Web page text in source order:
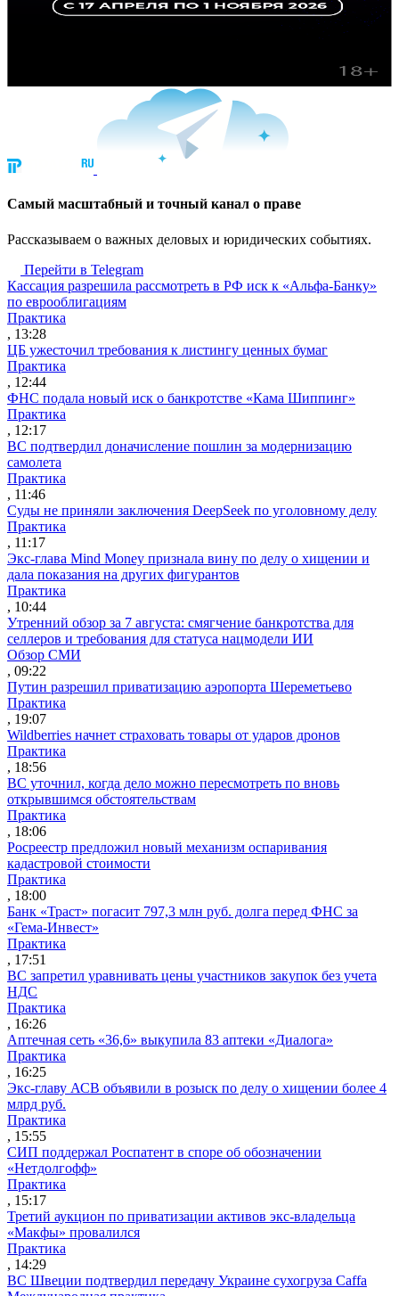
Cамый масштабный и точный канал о праве
Рассказываем о важных деловых и юридических событиях.
Перейти в Telegram
Кассация разрешила рассмотреть в РФ иск к «Альфа-Банку»
по еврооблигациям
Практика
, 13:28
ЦБ ужесточил требования к листингу ценных бумаг
Практика
, 12:44
ФНС подала новый иск о банкротстве «Кама Шиппинг»
Практика
, 12:17
ВС подтвердил доначисление пошлин за модернизацию
самолета
Практика
, 11:46
Суды не приняли заключения DeepSeek по уголовному делу
Практика
, 11:17
Экс-глава Mind Money признала вину по делу о хищении и
дала показания на других фигурантов
Практика
, 10:44
Утренний обзор за 7 августа: смягчение банкротства для
селлеров и требования для статуса нацмодели ИИ
Обзор СМИ
, 09:22
Путин разрешил приватизацию аэропорта Шереметьево
Практика
, 19:07
Wildberries начнет страховать товары от ударов дронов
Практика
, 18:56
ВС уточнил, когда дело можно пересмотреть по вновь
открывшимся обстоятельствам
Практика
, 18:06
Росреестр предложил новый механизм оспаривания
кадастровой стоимости
Практика
, 18:00
Банк «Траст» погасит 797,3 млн руб. долга перед ФНС за
«Гема-Инвест»
Практика
, 17:51
ВС запретил уравнивать цены участников закупок без учета
НДС
Практика
, 16:26
Аптечная сеть «36,6» выкупила 83 аптеки «Диалога»
Практика
, 16:25
Экс-главу АСВ объявили в розыск по делу о хищении более 4
млрд руб.
Практика
, 15:55
СИП поддержал Роспатент в споре об обозначении
«Нетдолгофф»
Практика
, 15:17
Третий аукцион по приватизации активов экс-владельца
«Макфы» провалился
Практика
, 14:29
ВС Швеции подтвердил передачу Украине сухогруза Caffa